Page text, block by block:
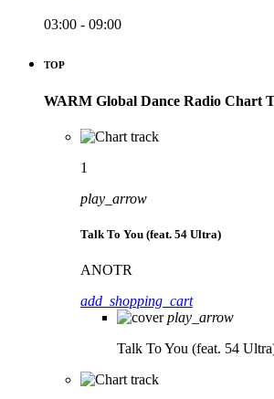
03:00 - 09:00
TOP
WARM Global Dance Radio Chart
1
play_arrow
Talk To You (feat. 54 Ultra)
ANOTR
add_shopping_cart
play_arrow
Talk To You (feat. 54